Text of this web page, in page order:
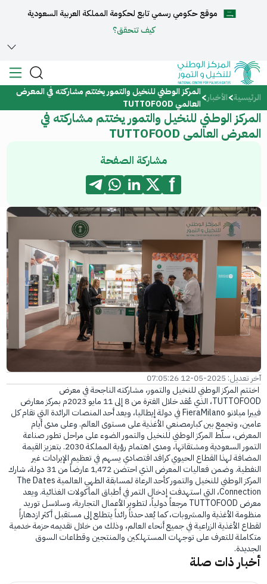
كيف تتحقق؟
English
الرئيسية
عن المركز
المركز الإعلامي
مركز الدعم والمساعدة
الفرع الإلكتروني
الرئيسية الأخبار المركز الوطني للنخيل والتمور يختتم مشاركته في المعرض
العالمي TUTTOFOOD
المركز الوطني للنخيل والتمور يختتم مشاركته في
المعرض العالمي TUTTOFOOD
مشاركة الصفحة
آخر تعديل: 2025-05-12 07:05:26
اختتم المركز الوطني للنخيل والتمور، مشاركته الناجحة في معرض
TUTTOFOOD، الذي عُقد خلال الفترة من 8 إلى 11 مايو 2023م بمركز معارض
فييرا ميلانو FieraMilano في دولة إيطاليا، ويعد أحد المنصات الرائدة التي تقام كل
عامين، وتجمع بين كبارمصنعي الأغذية على مستوى العالم. وعلى مدى أيام
المعرض، سلّط المركز الوطني للنخيل والتمور الضوء على مراحل تطور صناعة
التمور السعودية ومشتقاتها، ومدى اهتمام رؤية المملكة 2030. بتعزيز القيمة
المضافة لهذا القطاع الحيوي كرافد اقتصادي يسهم في تعظيم الإيرادات غير
النفطية. وضمن فعاليات المعرض الذي احتضن 1,472 عارضاً من 31 دولة، شارك
المركز الوطني للنخيل والتمور كأحد الرعاة لمسابقة الطهي العالمية The Dates
Connection، التي استهدفت إدخال التمر في أطباق المأكولات الغذائية. ويعد
معرض TUTTOFOOD مرجعاً دولياً، لتطوير الأعمال التجارية، وسلاسل توريد
منظومة الأغذية والمشروبات، كما يُعد حدثاً رائداً يتطلع إلى مستقبل أكثر ازدهاراً
لقطاع الأغذية الزراعية في جميع أنحاء العالم، وذلك من خلال تقديمه حزمة خدمية
متكاملة للتعرف على توجهات المستهلكين والمنتجين وقطاعات السوق
الجديدة.
أخبار ذات صلة